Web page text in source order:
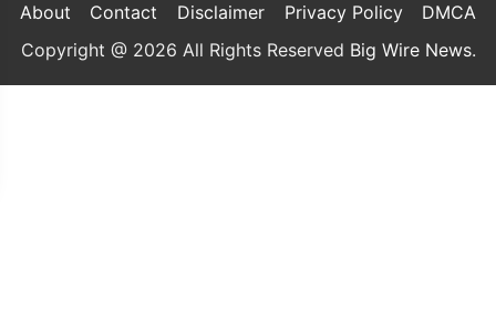
About Contact Disclaimer Privacy Policy
DMCA
Copyright @ 2026 All Rights Reserved Big Wire News.